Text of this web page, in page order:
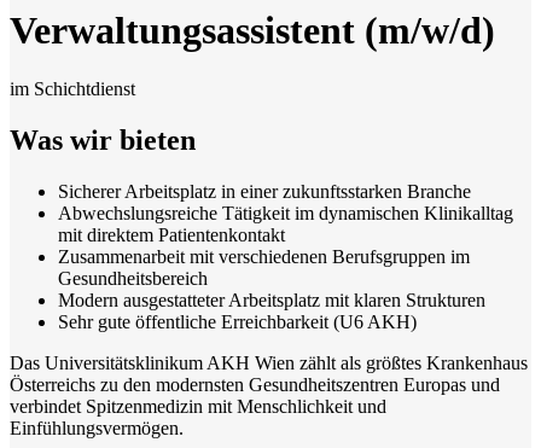
Verwaltungsassistent (m/w/d)
im Schichtdienst
Was wir bieten
Sicherer Arbeitsplatz in einer zukunftsstarken Branche
Abwechslungsreiche Tätigkeit im dynamischen Klinikalltag
mit direktem Patientenkontakt
Zusammenarbeit mit verschiedenen Berufsgruppen im
Gesundheitsbereich
Modern ausgestatteter Arbeitsplatz mit klaren Strukturen
Sehr gute öffentliche Erreichbarkeit (U6 AKH)
Das Universitätsklinikum AKH Wien zählt als größtes Krankenhaus
Österreichs zu den modernsten Gesundheitszentren Europas und
verbindet Spitzenmedizin mit Menschlichkeit und
Einfühlungsvermögen.